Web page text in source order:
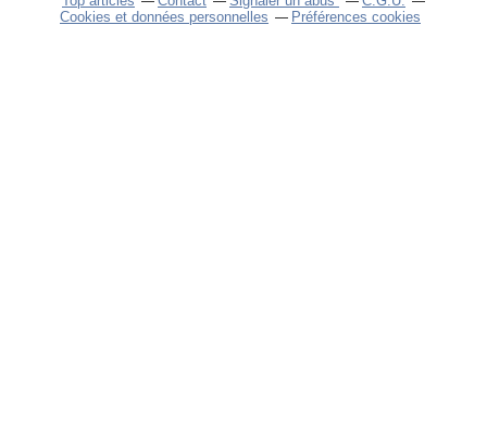
Cookies et données personnelles
Préférences cookies